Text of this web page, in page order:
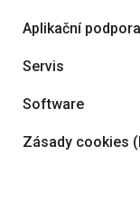
Aplikační podpora
Servis
Software
Zásady cookies